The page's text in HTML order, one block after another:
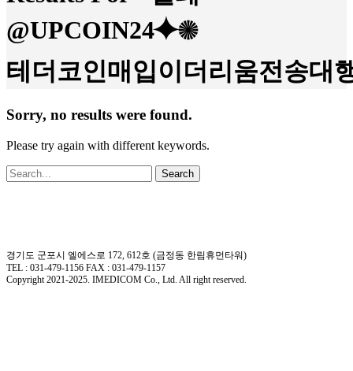
@UPCOIN24⯌✺
테더코인매입이더리움전송대
Sorry, no results were found.
Please try again with different keywords.
Search
경기도 군포시 엘에스로 172, 612호 (금정동 한림휴먼타워)
TEL : 031-479-1156 FAX : 031-479-1157
Copyright 2021-2025. IMEDICOM Co., Ltd. All right reserved.